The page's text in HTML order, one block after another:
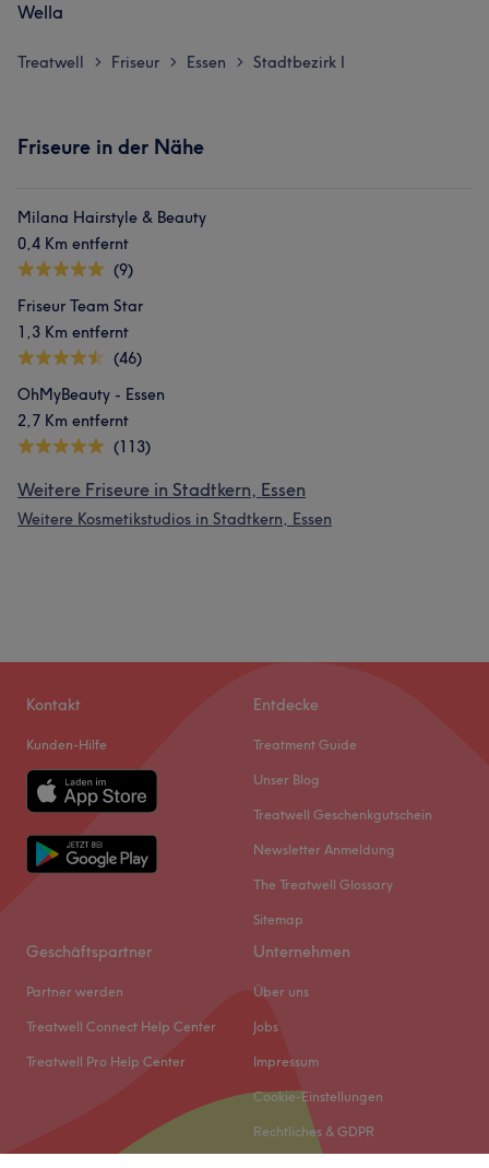
Wella
Treatwell > Friseur > Essen > Stadtbezirk I
Friseure in der Nähe
Milana Hairstyle & Beauty
0,4 Km entfernt
(9)
Friseur Team Star
1,3 Km entfernt
(46)
OhMyBeauty - Essen
2,7 Km entfernt
(113)
Weitere Friseure in Stadtkern, Essen
Weitere Kosmetikstudios in Stadtkern, Essen
Kontakt
Kunden-Hilfe
Entdecke
Treatment Guide
Unser Blog
Treatwell Geschenkgutschein
Newsletter Anmeldung
The Treatwell Glossary
Sitemap
Geschäftspartner
Partner werden
Treatwell Connect Help Center
Treatwell Pro Help Center
Unternehmen
Über uns
Jobs
Impressum
Cookie-Einstellungen
Rechtliches & GDPR